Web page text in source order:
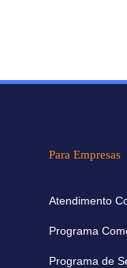
Para Empresas
Atendimento
Programa
Programa de